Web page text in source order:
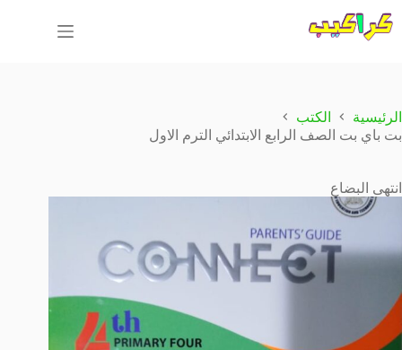
إلى
المحتوى
الرئيسية
الكتب
بت باي بت الصف الرابع الابتدائي الترم الاول
انتهى البضاع